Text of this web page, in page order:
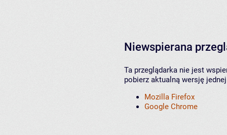
Niewspierana
Ta przeglądarka nie jest
pobierz aktualną wersję
Mozilla Firefox
Google Chrome